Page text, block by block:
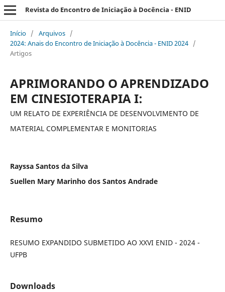
Revista do Encontro de Iniciação à Docência - ENID
Início / Arquivos /
2024: Anais do Encontro de Iniciação à Docência - ENID 2024 /
Artigos
APRIMORANDO O APRENDIZADO
EM CINESIOTERAPIA I:
UM RELATO DE EXPERIÊNCIA DE DESENVOLVIMENTO DE
MATERIAL COMPLEMENTAR E MONITORIAS
Rayssa Santos da Silva
Suellen Mary Marinho dos Santos Andrade
Resumo
RESUMO EXPANDIDO SUBMETIDO AO XXVI ENID - 2024 -
UFPB
Downloads